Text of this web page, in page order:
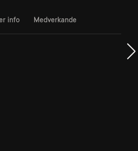
info Medverkande